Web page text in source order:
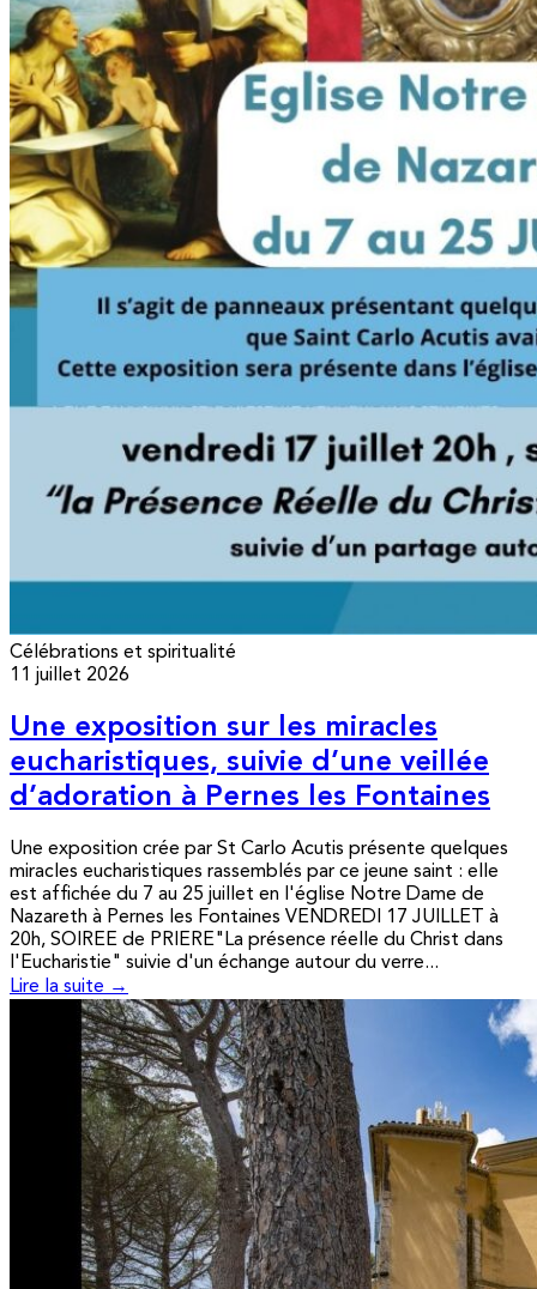
Célébrations et spiritualité
11 juillet 2026
Une exposition sur les miracles
eucharistiques, suivie d’une veillée
d’adoration à Pernes les Fontaines
Une exposition crée par St Carlo Acutis présente quelques
miracles eucharistiques rassemblés par ce jeune saint : elle
est affichée du 7 au 25 juillet en l'église Notre Dame de
Nazareth à Pernes les Fontaines VENDREDI 17 JUILLET à
20h, SOIREE de PRIERE"La présence réelle du Christ dans
l'Eucharistie" suivie d'un échange autour du verre...
Lire la suite →